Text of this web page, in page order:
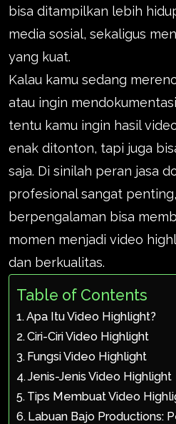
bisa ditampilkan lebih
media sosial, sekaligus
yang kuat.
Kalau kamu sedang
atau ingin
tentu kamu ingin hasil
enak ditonton, tapi juga
saja. Di sinilah peran jasa
profesional sangat
berpengalaman bisa
momen menjadi video
dan berkualitas.
Table of Contents
Apa Itu Video Highlight?
Ciri-Ciri Video Highlight
Fungsi Video Highlight
Jenis-Jenis Video Highlight
Tips Membuat Video
Labuan Bajo Productions: